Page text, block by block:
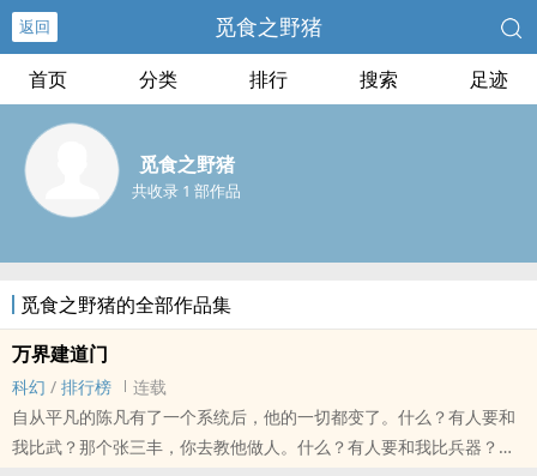
返回 觅食之野猪
首页 分类 排行 搜索 足迹
觅食之野猪
共收录 1 部作品
觅食之野猪的全部作品集
万界建道门
科幻 / 排行榜
连载
自从平凡的陈凡有了一个系统后，他的一切都变了。什么？有人要和
我比武？那个张三丰，你去教他做人。什么？有人要和我比兵器？那